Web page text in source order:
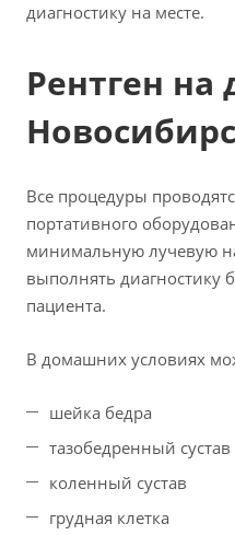
диагностику на месте.
Рентген на
Все процедуры
портативного
минимальную лучевую
выполнять диагностику
пациента.
В домашних условиях
шейка бедра
тазобедренный сустав
коленный сустав
грудная клетка